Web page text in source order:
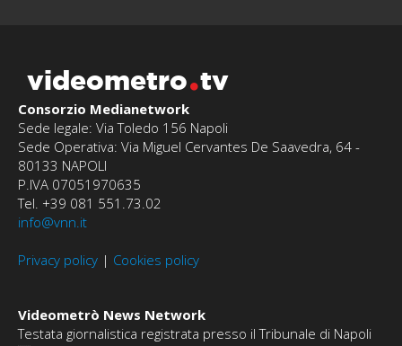
videometro tv
Consorzio Medianetwork
Sede legale: Via Toledo 156 Napoli
Sede Operativa: Via Miguel Cervantes De Saavedra, 64 -
80133 NAPOLI
P.IVA 07051970635
Tel. +39 081 551.73.02
info@vnn.it
Privacy policy | Cookies policy
Videometrò News Network
Testata giornalistica registrata presso il Tribunale di Napoli